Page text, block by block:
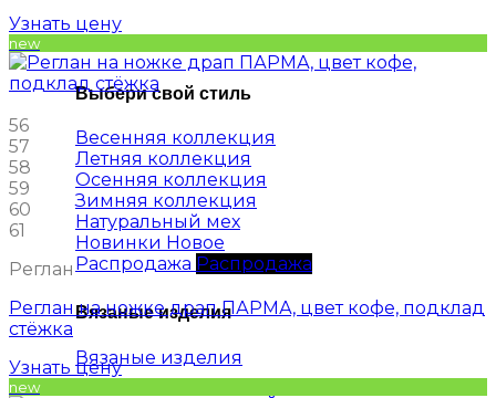
Выбери свой стиль
Весенняя коллекция
Летняя коллекция
Осенняя коллекция
Зимняя коллекция
Натуральный мех
Новинки
Распродажа
Вязаные изделия
Вязаные изделия
Узнать цену
new
56
57
58
59
60
61
Реглан
Реглан на ножке драп ПАРМА, цвет кофе, подклад
стёжка
Узнать цену
new